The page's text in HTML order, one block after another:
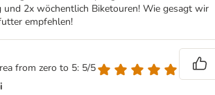
und 2x wöchentlich Biketouren! Wie gesagt wir
empfehlen!
from zero to 5: 5/5